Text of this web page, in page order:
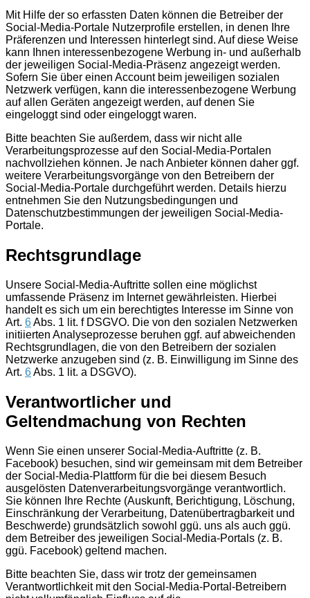
Mit Hilfe der so erfassten Daten können die Betreiber der
Social-Media-Portale Nutzerprofile erstellen, in denen Ihre
Präferenzen und Interessen hinterlegt sind. Auf diese Weise
kann Ihnen interessenbezogene Werbung in- und außerhalb
der jeweiligen Social-Media-Präsenz angezeigt werden.
Sofern Sie über einen Account beim jeweiligen sozialen
Netzwerk verfügen, kann die interessenbezogene Werbung
auf allen Geräten angezeigt werden, auf denen Sie
eingeloggt sind oder eingeloggt waren.
Bitte beachten Sie außerdem, dass wir nicht alle
Verarbeitungsprozesse auf den Social-Media-Portalen
nachvollziehen können. Je nach Anbieter können daher ggf.
weitere Verarbeitungsvorgänge von den Betreibern der
Social-Media-Portale durchgeführt werden. Details hierzu
entnehmen Sie den Nutzungsbedingungen und
Datenschutzbestimmungen der jeweiligen Social-Media-
Portale.
Rechtsgrundlage
Unsere Social-Media-Auftritte sollen eine möglichst
umfassende Präsenz im Internet gewährleisten. Hierbei
handelt es sich um ein berechtigtes Interesse im Sinne von
Art. 6Abs. 1 lit. f DSGVO. Die von den sozialen Netzwerken
initiierten Analyseprozesse beruhen ggf. auf abweichenden
Rechtsgrundlagen, die von den Betreibern der sozialen
Netzwerke anzugeben sind (z. B. Einwilligung im Sinne des
Art. 6Abs. 1 lit. a DSGVO).
Verantwortlicher und
Geltendmachung von Rechten
Wenn Sie einen unserer Social-Media-Auftritte (z. B.
Facebook) besuchen, sind wir gemeinsam mit dem Betreiber
der Social-Media-Plattform für die bei diesem Besuch
ausgelösten Datenverarbeitungsvorgänge verantwortlich.
Sie können Ihre Rechte (Auskunft, Berichtigung, Löschung,
Einschränkung der Verarbeitung, Datenübertragbarkeit und
Beschwerde) grundsätzlich sowohl ggü. uns als auch ggü.
dem Betreiber des jeweiligen Social-Media-Portals (z. B.
ggü. Facebook) geltend machen.
Bitte beachten Sie, dass wir trotz der gemeinsamen
Verantwortlichkeit mit den Social-Media-Portal-Betreibern